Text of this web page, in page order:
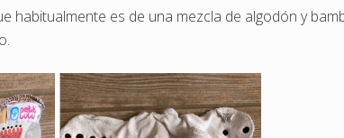
habitualmente es de una mezcla de algodón y